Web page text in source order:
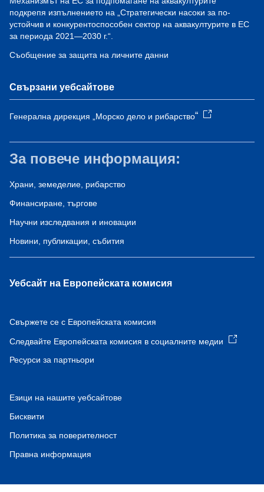
подкрепя изпълнението на „Стратегически насоки за по-
устойчив и конкурентоспособен сектор на аквакултурите в ЕС
за периода 2021—2030 г.“.
Съобщение за защита на личните данни
Свързани уебсайтове
Генерална дирекция „Морско дело и рибарство“
За повече информация:
Храни, земеделие, рибарство
Финансиране, търгове
Научни изследвания и иновации
Новини, публикации, събития
Уебсайт на Европейската комисия
Свържете се с Европейската комисия
Следвайте Европейската комисия в социалните медии
Ресурси за партньори
Езици на нашите уебсайтове
Бисквити
Политика за поверителност
Правна информация